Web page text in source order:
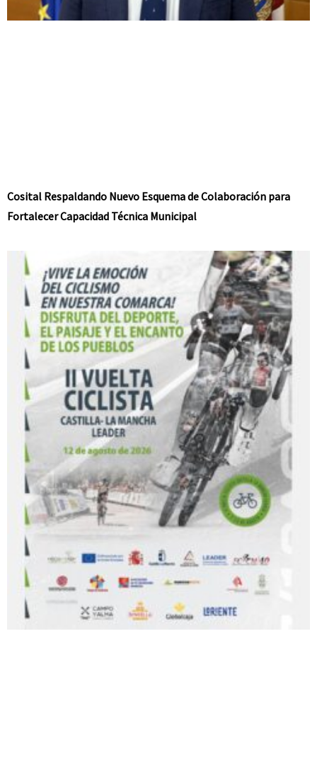
Cosital Respaldando Nuevo Esquema de Colaboración para
Fortalecer Capacidad Técnica Municipal